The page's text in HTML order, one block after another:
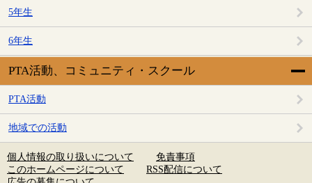
5年生
6年生
PTA活動、コミュニティ・スクール
PTA活動
地域での活動
個人情報の取り扱いについて
免責事項
このホームページについて
RSS配信について